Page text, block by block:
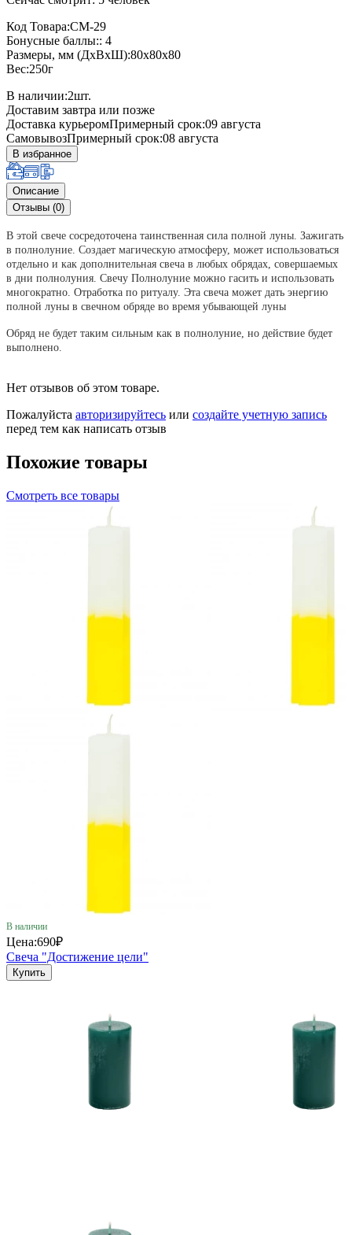
Код Товара:СМ-29
Бонусные баллы:: 4
Размеры, мм (ДхВхШ):80x80x80
Вес:250г
В наличии:2шт.
Доставим завтра или позже
Доставка курьеромПримерный срок:09 августа
СамовывозПримерный срок:08 августа
В избранное
Описание
Отзывы (0)
В этой свече сосредоточена таинственная сила полной луны. Зажигать
в полнолуние. Создает магическую атмосферу, может использоваться
отдельно и как дополнительная свеча в любых обрядах, совершаемых
в дни полнолуния. Свечу Полнолуние можно гасить и использовать
многократно. Отработка по ритуалу. Эта свеча может дать энергию
полной луны в свечном обряде во время убывающей луны
Обряд не будет таким сильным как в полнолуние, но действие будет
выполнено.
Нет отзывов об этом товаре.
Пожалуйста авторизируйтесь или создайте учетную запись
перед тем как написать отзыв
Похожие товары
Смотреть все товары
В наличии
Цена:690₽
Свеча "Достижение цели"
Купить